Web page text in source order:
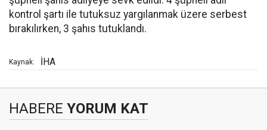
kontrol şartı ile tutuksuz yargılanmak üzere serbest
bırakılırken, 3 şahıs tutuklandı.
Kaynak: İHA
HABERE YORUM KAT